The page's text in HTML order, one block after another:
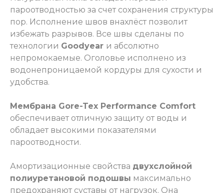
пароотводностью за счет сохранения структуры
пор. Исполнение швов внахлёст позволит
избежать разрывов. Все швы сделаны по
технологии Goodyear и абсолютно
непромокаемые. Оголовье исполнено из
водонепроницаемой кордуры для сухости и
удобства.
Мембрана Gore-Tex Performance Comfort
обеспечивает отличную защиту от воды и
обладает высокими показателями
пароотводности.
Амортизационные свойства двухслойной
полиуретановой подошвы максимально
предохраняют суставы от нагрузок. Она